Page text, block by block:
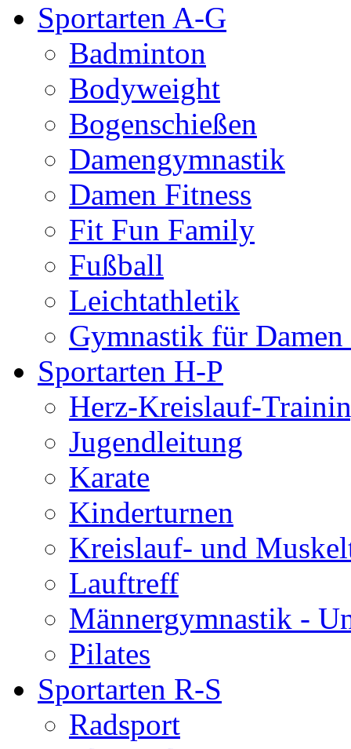
Sportarten A-G
Badminton
Bodyweight
Bogenschießen
Damengymnastik
Damen Fitness
Fit Fun Family
Fußball
Leichtathletik
Gymnastik für
Sportarten H-P
Herz-Kreislauf-
Jugendleitung
Karate
Kinderturnen
Kreislauf- und
Lauftreff
Männergymnastik -
Pilates
Sportarten R-S
Radsport